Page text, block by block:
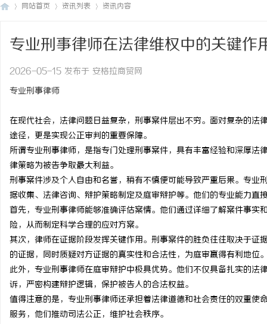
网站首页 资讯列表 资讯内容
专业刑事律师在法律维权中的关键作
2026-05-15 发布于 安格拉商贸网
专业刑事律师
在现代社会，法律问题日益复杂，刑事案件层出不穷。面对复杂的
途径，更是实现公正审判的重要保障。
所谓专业刑事律师，是指专门处理刑事案件，具有丰富经验和深厚
律策略为被告争取最大利益。
刑事案件涉及个人自由和名誉，稍有不慎便可能导致严重后果。专
据收集、法律咨询、辩护策略制定及庭审辩护等。他们的专业能力直
首先，专业刑事律师能够准确评估案情。他们通过详细了解案件事
险，从而制定科学合理的应对方案。
其次，律师在证据阶段发挥关键作用。刑事案件的胜负往往取决于
的证据，同时质疑对方证据的真实性和合法性，为庭审赢得有利地位
此外，专业刑事律师在庭审辩护中极具优势。他们不仅具备扎实的
诉，严密构建辩护逻辑，保护被告人的合法权益。
值得注意的是，专业刑事律师还承担着法律道德和社会责任的双重
服务，他们推动司法公正，维护社会秩序。